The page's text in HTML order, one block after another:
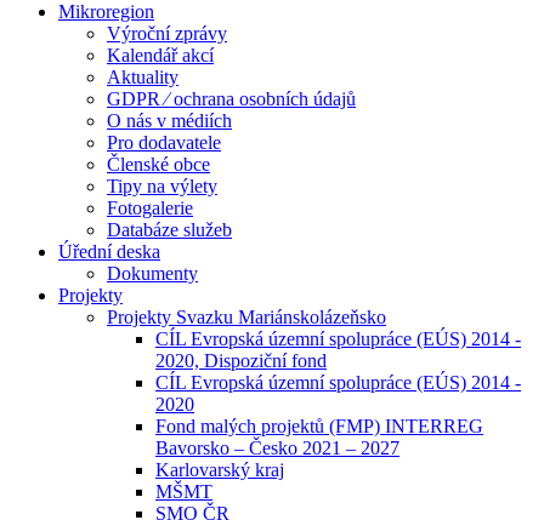
Mikroregion
Výroční zprávy
Kalendář akcí
Aktuality
GDPR ⁄ ochrana osobních údajů
O nás v médiích
Pro dodavatele
Členské obce
Tipy na výlety
Fotogalerie
Databáze služeb
Úřední deska
Dokumenty
Projekty
Projekty Svazku Mariánskolázeňsko
CÍL Evropská územní spolupráce (EÚS) 2014 -
2020, Dispoziční fond
CÍL Evropská územní spolupráce (EÚS) 2014 -
2020
Fond malých projektů (FMP) INTERREG
Bavorsko – Česko 2021 – 2027
Karlovarský kraj
MŠMT
SMO ČR